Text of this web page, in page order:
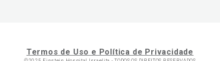
Termos de Uso e Política de Privacidade